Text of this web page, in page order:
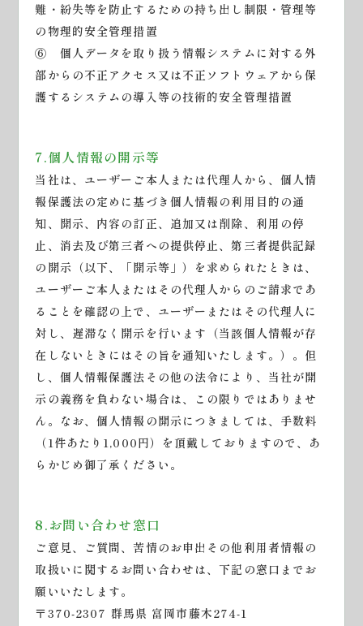
難・紛失等を防止するための持ち出し制限・管理等
の物理的安全管理措置
⑥ 個人データを取り扱う情報システムに対する外
部からの不正アクセス又は不正ソフトウェアから保
護するシステムの導入等の技術的安全管理措置
7.個人情報の開示等
当社は、ユーザーご本人または代理人から、個人情
報保護法の定めに基づき個人情報の利用目的の通
知、開示、内容の訂正、追加又は削除、利用の停
止、消去及び第三者への提供停止、第三者提供記録
の開示（以下、「開示等」）を求められたときは、
ユーザーご本人またはその代理人からのご請求であ
ることを確認の上で、ユーザーまたはその代理人に
対し、遅滞なく開示を行います（当該個人情報が存
在しないときにはその旨を通知いたします。）。但
し、個人情報保護法その他の法令により、当社が開
示の義務を負わない場合は、この限りではありませ
ん。なお、個人情報の開示につきましては、手数料
（1件あたり1,000円）を頂戴しておりますので、あ
らかじめ御了承ください。
8.お問い合わせ窓口
ご意見、ご質問、苦情のお申出その他利用者情報の
取扱いに関するお問い合わせは、下記の窓口までお
願いいたします。
〒370-2307 群馬県 富岡市藤木274-1